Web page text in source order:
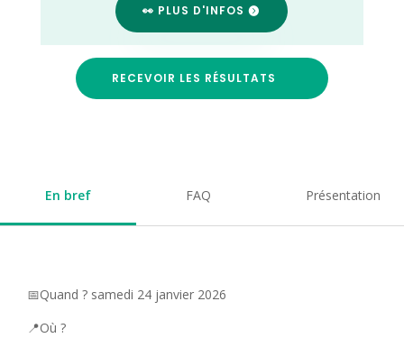
👀 PLUS D'INFOS
RECEVOIR LES RÉSULTATS
En bref FAQ Présentation
📅Quand ? samedi 24 janvier 2026
📍Où ?